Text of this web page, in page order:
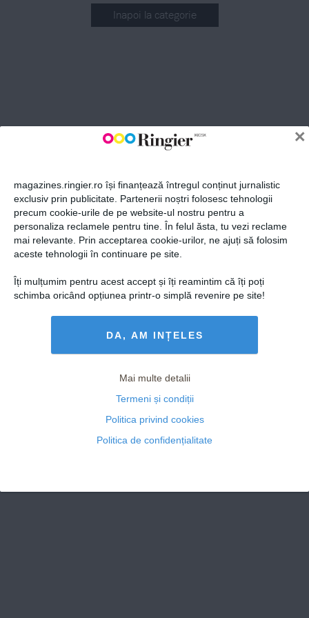
×
magazines.ringier.ro își finanțează întregul conținut jurnalistic
exclusiv prin publicitate. Partenerii noștri folosesc tehnologii
precum cookie-urile de pe website-ul nostru pentru a
personaliza reclamele pentru tine. În felul ăsta, tu vezi reclame
mai relevante. Prin acceptarea cookie-urilor, ne ajuți să folosim
aceste tehnologii în continuare pe site.
Îți mulțumim pentru acest accept și îți reamintim că îți poți
schimba oricând opțiunea printr-o simplă revenire pe site!
DA, AM INȚELES
Mai multe detalii
Termeni și condiții
Politica privind cookies
Politica de confidențialitate
Inapoi la categorie
ABONEAZĂ-TE
Politica de confidențialitate și
© 2026 Ringier Romania. Toate